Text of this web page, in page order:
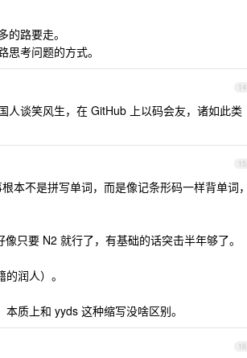
路要走。
考问题的方式。
14
人谈笑风生，在 GitHub 上以码会友，诸如此类
15
本不是拼写单词，而是像记条形码一样背单词，
只要 N2 就行了，有基础的话突击半年够了。
润人）。
质上和 yyds 这种缩写没啥区别。
16